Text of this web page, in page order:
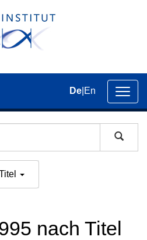
der
De En
nach Titel